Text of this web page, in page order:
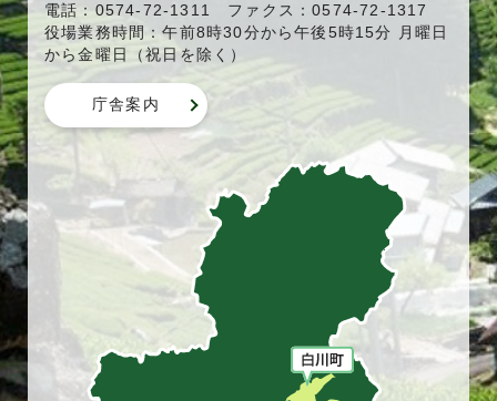
電話：0574-72-1311 ファクス：0574-72-1317
役場業務時間：午前8時30分から午後5時15分 月曜日
から金曜日（祝日を除く）
庁舎案内